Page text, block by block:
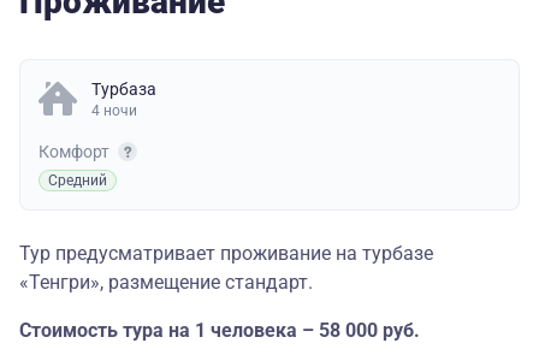
Турбаза
4 ночи
Комфорт
Средний
Тур предусматривает проживание на турбазе
«Тенгри», размещение стандарт.
Стоимость тура на 1 человека – 58 000 руб.